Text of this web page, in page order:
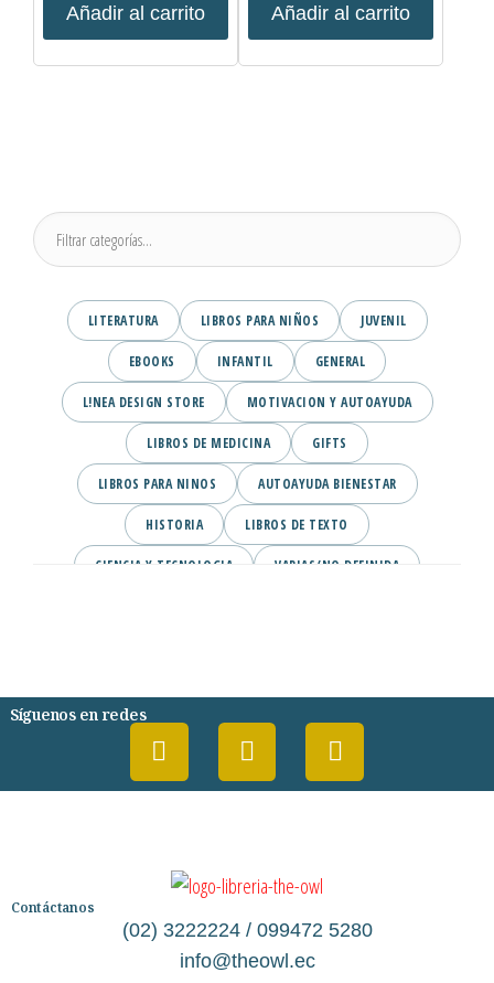
Añadir al carrito Añadir al carrito
LITERATURA LIBROS PARA NIÑOS JUVENIL
EBOOKS INFANTIL GENERAL
L!NEA DESIGN STORE MOTIVACION Y AUTOAYUDA
LIBROS DE MEDICINA GIFTS
LIBROS PARA NINOS AUTOAYUDA BIENESTAR
HISTORIA LIBROS DE TEXTO
CIENCIA Y TECNOLOGIA VARIAS/NO DEFINIDA
Síguenos en redes
Contáctanos
(02) 3222224 / 099472 5280
info@theowl.ec